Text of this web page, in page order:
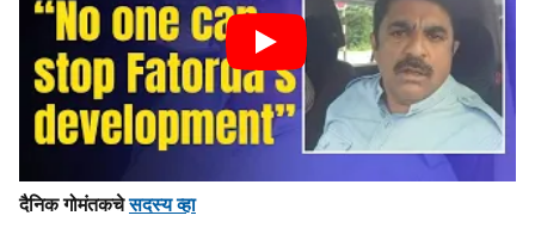
दैनिक गोमंतकचेसदस्य व्हा